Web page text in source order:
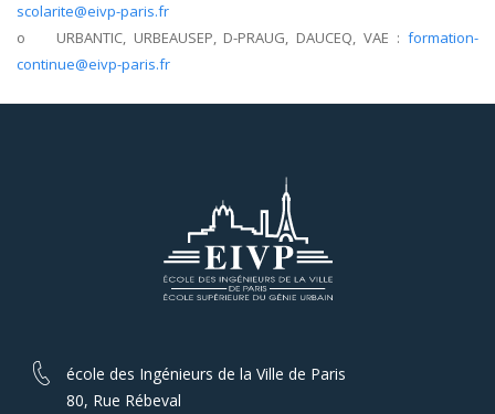
scolarite@eivp-paris.fr
o URBANTIC, URBEAUSEP, D-PRAUG, DAUCEQ, VAE : formation-
continue@eivp-paris.fr
école des Ingénieurs de la Ville de Paris
80, Rue Rébeval